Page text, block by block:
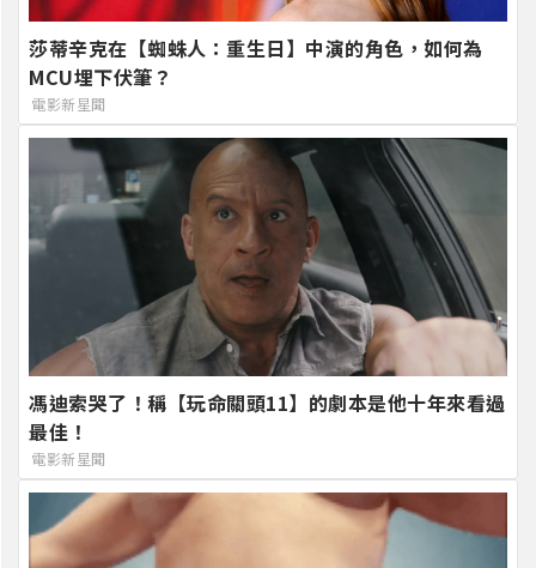
莎蒂辛克在【蜘蛛人：重生日】中演的角色，如何為
MCU埋下伏筆？
電影新星聞
馮迪索哭了！稱【玩命關頭11】的劇本是他十年來看過
最佳！
電影新星聞